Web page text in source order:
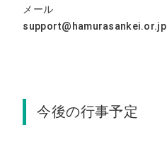
メール
support@hamurasankei.or.jp
今後の行事予定